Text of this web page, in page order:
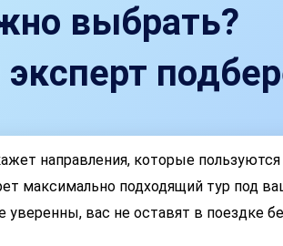
выбрать?
направления, которые
максимально подходящий тур под
уверенны, вас не оставят в поездке